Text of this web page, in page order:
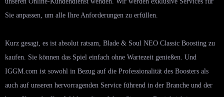
Sie anpassen, um alle Ihre Anforderungen zu erfüllen.
Kurz gesagt, es ist absolut ratsam, Blade & Soul NEO Classic Boosting zu
kaufen. Sie können das Spiel einfach ohne Wartezeit genießen. Und
IGGM.com ist sowohl in Bezug auf die Professionalität des Boosters als
auch auf unseren hervorragenden Service führend in der Branche und der